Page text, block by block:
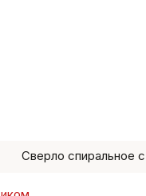
Сверло спиральное